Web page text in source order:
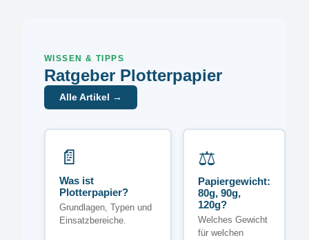
WISSEN & TIPPS
Ratgeber Plotterpapier
Alle Artikel →
📄
Was ist
Plotterpapier?
Grundlagen, Typen und
Einsatzbereiche.
⚖️
Papiergewicht:
80g, 90g,
120g?
Welches Gewicht
für welchen